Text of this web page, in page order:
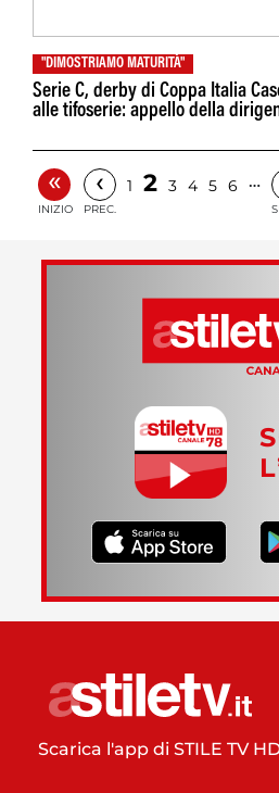
"DIMOSTRIAMO MATURITÀ"
Serie C, derby di Coppa Italia
alle tifoserie: appello della
«
INIZIO
‹
PREC.
1 2 3 4 5 6 …
Scarica l'app di STILE TV